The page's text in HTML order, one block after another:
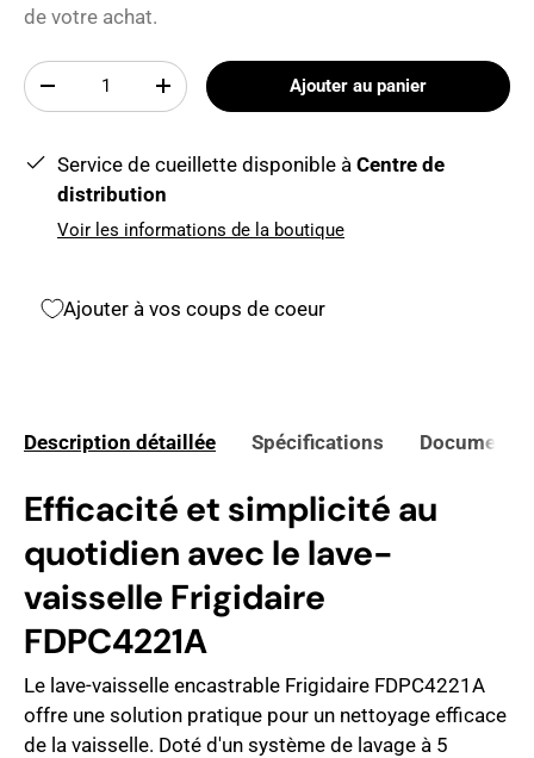
de votre achat.
Qté
+ Ajouter au panier
Service de cueillette disponible à Centre de
distribution
Voir les informations de la boutique
Ajouter à vos coups de coeur
Description détaillée Spécifications Documents
Efficacité et simplicité au
quotidien avec le lave-
vaisselle Frigidaire
FDPC4221A
Le lave-vaisselle encastrable Frigidaire FDPC4221A
offre une solution pratique pour un nettoyage efficace
de la vaisselle. Doté d'un système de lavage à 5